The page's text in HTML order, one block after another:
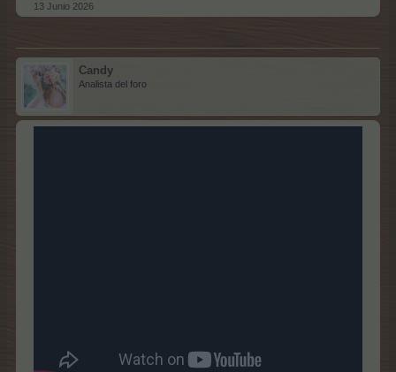
13 Junio 2026
Candy
Analista del foro